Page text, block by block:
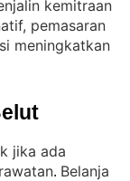
kemitraan
pemasaran
meningkatkan
jika ada
. Belanja